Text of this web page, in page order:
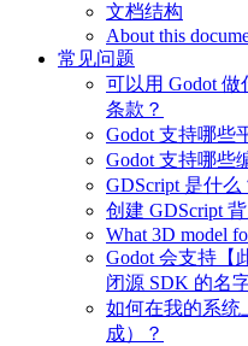
文档结构
About this
常见问题
可以用 Godot
条款？
Godot 支持哪些
Godot 支持哪些
GDScript 是什
创建 GDScript
What 3D model
Godot 会支持【
闭源 SDK 的名
如何在我的系统
成）？